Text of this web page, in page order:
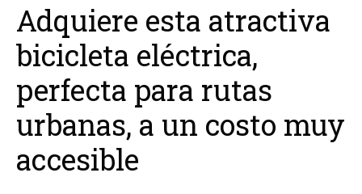
Adquiere esta atractiva
bicicleta eléctrica,
perfecta para rutas
urbanas, a un costo muy
accesible